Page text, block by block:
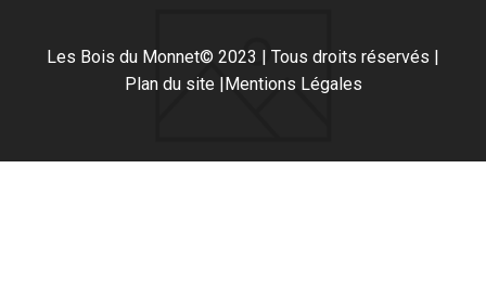
Les Bois du Monnet© 2023 | Tous droits réservés |
Plan du site |
Mentions Légales